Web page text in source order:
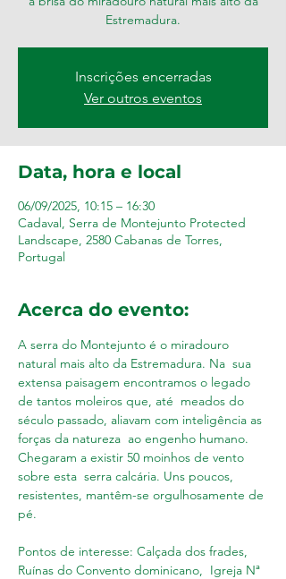
Estremadura.
Inscrições encerradas
Ver outros eventos
Data, hora e local
06/09/2025, 10:15 – 16:30
Cadaval, Serra de Montejunto Protected
Landscape, 2580 Cabanas de Torres,
Portugal
Acerca do evento:
A serra do Montejunto é o miradouro
natural mais alto da Estremadura. Na  sua
extensa paisagem encontramos o legado
de tantos moleiros que, até  meados do
século passado, aliavam com inteligência as
forças da natureza  ao engenho humano.
Chegaram a existir 50 moinhos de vento
sobre esta  serra calcária. Uns poucos,
resistentes, mantêm-se orgulhosamente de
pé.
Pontos de interesse: Calçada dos frades,
Ruínas do Convento dominicano,  Igreja Nª